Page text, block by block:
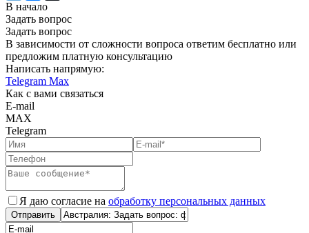
В начало
Задать вопрос
Задать вопрос
В зависимости от сложности вопроса ответим бесплатно или
предложим платную консультацию
Написать напрямую:
Telegram Max
Как с вами связаться
E-mail
MAX
Telegram
Я даю согласие на обработку персональных данных
Отправить